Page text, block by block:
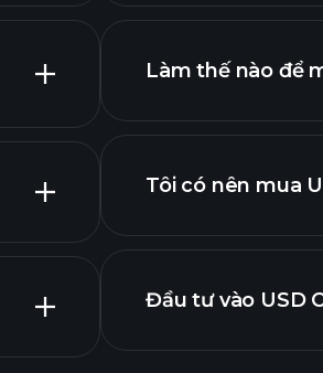
Làm thế nào để
giải đấu
xuất
Tôi có nên mua
Playtrade
Đầu tư vào USD